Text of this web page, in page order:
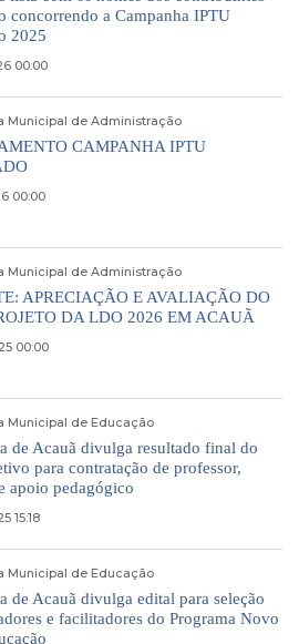
concorrendo a Campanha IPTU
2025
00:00
Municipal de Administração
CAMPANHA IPTU
00:00
Municipal de Administração
APRECIAÇÃO E AVALIAÇÃO DO
DA LDO 2026 EM ACAUÃ
00:00
Municipal de Educação
de Acauã divulga resultado final do
para contratação de professor,
apoio pedagógico
15:18
Municipal de Educação
de Acauã divulga edital para seleção
e facilitadores do Programa Novo